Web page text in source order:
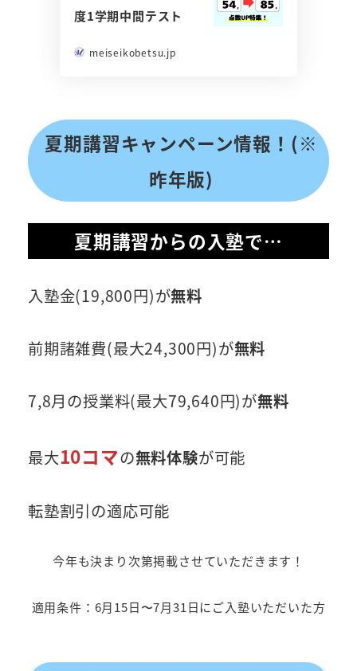
度1学期中間テスト
meiseikobetsu.jp
夏期講習キャンペーン情報！(※
昨年版)
夏期講習からの入塾で…
入塾金(19,800円)が無料
前期諸雑費(最大24,300円)が無料
7,8月の授業料(最大79,640円)が無料
最大10コマの無料体験が可能
転塾割引の適応可能
今年も決まり次第掲載させていただきます！
適用条件：6月15日〜7月31日にご入塾いただいた方